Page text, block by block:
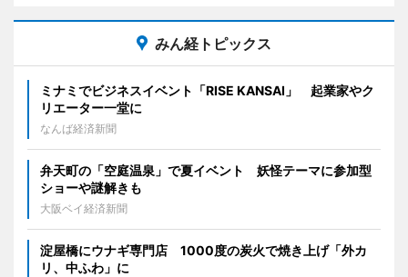
みん経トピックス
ミナミでビジネスイベント「RISE KANSAI」 起業家やク
リエーター一堂に
なんば経済新聞
弁天町の「空庭温泉」で夏イベント 妖怪テーマに参加型
ショーや謎解きも
大阪ベイ経済新聞
淀屋橋にウナギ専門店 1000度の炭火で焼き上げ「外カ
リ、中ふわ」に